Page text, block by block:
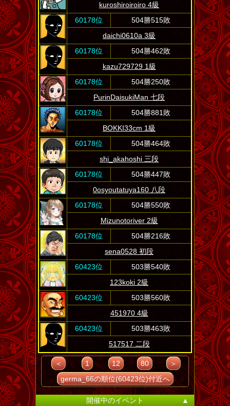
kuroshiroiroiro 4級
60178位
504勝515敗
daichi0610a 3級
60178位
504勝462敗
kazu729729 1級
60178位
504勝250敗
PurinDaisukiMan 七段
60178位
504勝881敗
BOKKI33cm 1級
60178位
504勝464敗
shi_akahoshi 三段
60178位
504勝447敗
0osyoutatuya160 八段
60178位
504勝550敗
Mizunotoriver 2級
60178位
504勝216敗
sena0528 初段
60423位
503勝540敗
123koki 2級
60423位
503勝560敗
451970 4級
60423位
503勝463敗
517517 二段
＜ 1 12 80
＞
germa_66の順位(60423位)付近へ
開催中のイベント ▲